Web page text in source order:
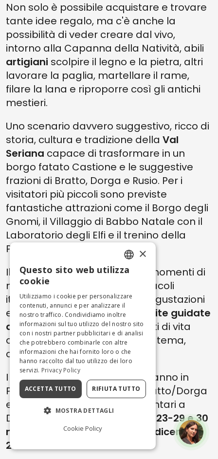
Non solo è possibile acquistare e trovare
tante idee regalo, ma c'è anche la
possibilità di veder creare dal vivo,
intorno alla Capanna della Natività, abili
artigiani scolpire il legno e la pietra, altri
lavorare la paglia, martellare il rame,
filare la lana e riproporre così gli antichi
mestieri.
Uno scenario davvero suggestivo, ricco di
storia, cultura e tradizione della Val
Seriana capace di trasformare in un
borgo fatato Castione e le suggestive
frazioni di Bratto, Dorga e Rusio. Per i
visitatori più piccoli sono previste
fantastiche attrazioni come il Borgo degli
Gnomi, il Villaggio di Babbo Natale con il
Laboratorio degli Elfi e il trenino della
Presolana.
Il ricco programma propone momenti di
musica, intrattenimenti, spettacoli
itineranti, cantastorie, varie degustazioni
e non mancano iniziative di
visite guidate
ai meravigliosi borghi, racconti di vita
contadina, corsi e laboratori a tema,
concerti, cori e sfide insolite.
I Mercatini di Natale si svolgeranno in
Piazzale Donizzetti, frazione Bratto/Dorga
e nel Piazzale ex scuole elementari a
Dorga nelle seguenti date:
22-23-29 e 30
novembre; 6,7-8, 13-14, 20-21 dicembre
2025.
ENGLISH
ITALIAN
×
Questo sito web utilizza
cookie
Utilizziamo i cookie per personalizzare
contenuti, annunci e per analizzare il
nostro traffico. Condividiamo inoltre
informazioni sul tuo utilizzo del nostro sito
con i nostri partner pubblicitari e di analisi
che potrebbero combinarle con altre
informazioni che hai fornito loro o che
hanno raccolto dal tuo utilizzo dei loro
servizi. Privacy Policy
ACCETTA TUTTO RIFIUTA TUTTO
MOSTRA DETTAGLI
Cookie Policy